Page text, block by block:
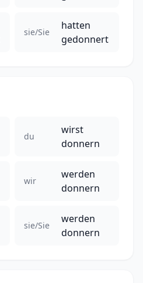
sie/Sie
hatten
gedonnert
du
wirst
donnern
wir
werden
donnern
sie/Sie
werden
donnern